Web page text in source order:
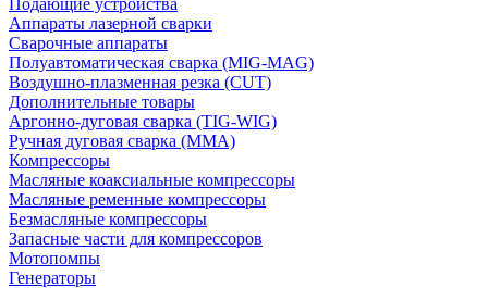
Подающие устройства
Аппараты лазерной сварки
Сварочные аппараты
Полуавтоматическая сварка (MIG-MAG)
Воздушно-плазменная резка (CUT)
Дополнительные товары
Аргонно-дуговая сварка (TIG-WIG)
Ручная дуговая сварка (MMA)
Компрессоры
Масляные коаксиальные компрессоры
Масляные ременные компрессоры
Безмасляные компрессоры
Запасные части для компрессоров
Мотопомпы
Генераторы